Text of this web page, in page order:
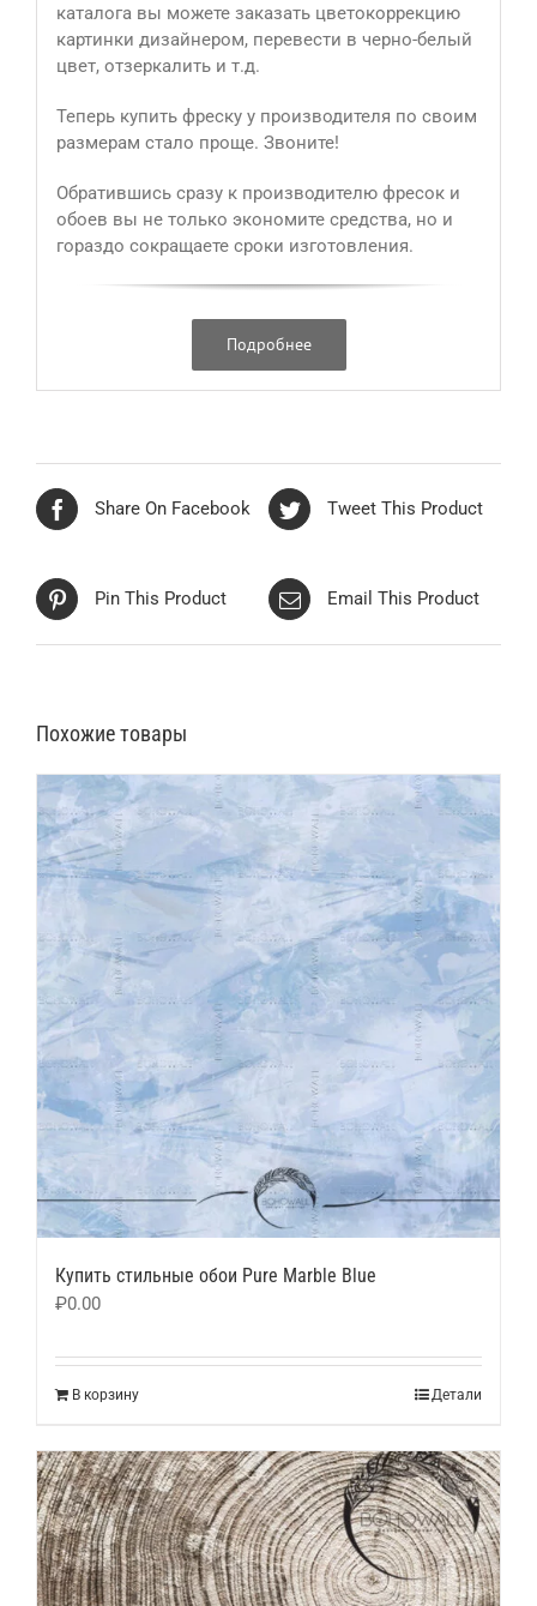
каталога вы можете заказать цветокоррекцию
картинки дизайнером, перевести в черно-белый
цвет, отзеркалить и т.д.
Теперь купить фреску у производителя по своим
размерам стало проще. Звоните!
Обратившись сразу к производителю фресок и
обоев вы не только экономите средства, но и
гораздо сокращаете сроки изготовления.
Подробнее
Share On Facebook Tweet This Product
Pin This Product Email This Product
Похожие товары
Купить стильные обои Pure Marble Blue
₽0.00
В корзину Детали